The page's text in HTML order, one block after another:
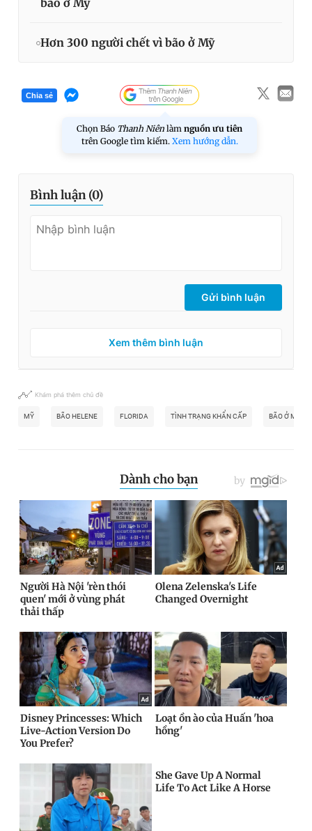
bão ở Mỹ
Hơn 300 người chết vì bão ở Mỹ
Chia sẻ
Chọn Báo Thanh Niên làm nguồn ưu tiên
trên Google tìm kiếm. Xem hướng dẫn.
Bình luận (0)
Gửi bình luận
Xem thêm bình luận
Khám phá thêm chủ đề
MỸ BÃO HELENE FLORIDA TÌNH TRẠNG KHẨN CẤP BÃO Ở MỸ